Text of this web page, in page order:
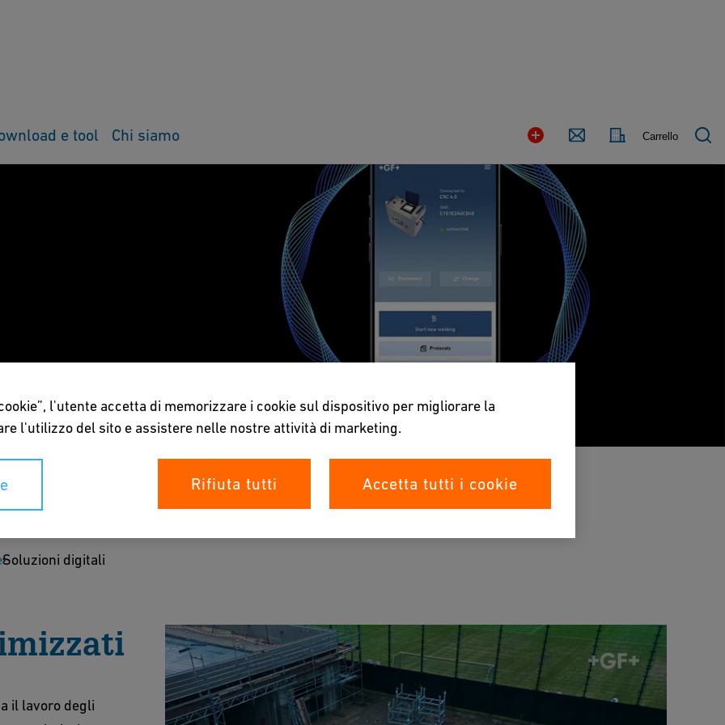
Paese Contact Carrello
e tool Chi siamo
Welding, caricando tutta la
centrale. In qualsiasi momento e
Soluzioni digitali
il lavoro degli
l'utente accetta di memorizzare i cookie sul dispositivo per migliorare la
l'utilizzo del sito e assistere nelle nostre attività di marketing.
Rifiuta tutti Accetta tutti i cookie